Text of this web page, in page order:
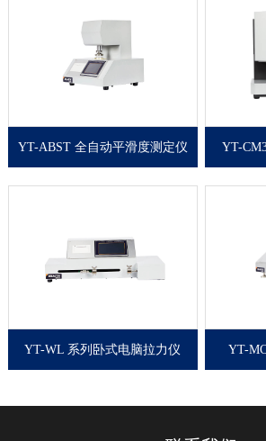
瓷、
制盐
YT-
器。是造纸、包装、印
刷、商检、科研等部门的
YT-ABST 全自动平滑度测定仪
系数和
YT-
塑料薄膜、化纤纤维、铝
YT-WL 系列卧式电脑拉力仪